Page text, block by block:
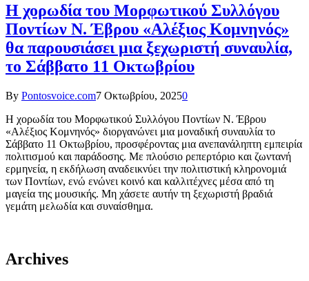
H χορωδία του Μορφωτικού Συλλόγου
Ποντίων Ν. Έβρου «Αλέξιος Κομνηνός»
θα παρουσιάσει μια ξεχωριστή συναυλία,
το Σάββατο 11 Οκτωβρίου
By Pontosvoice.com7 Οκτωβρίου, 20250
Η χορωδία του Μορφωτικού Συλλόγου Ποντίων Ν. Έβρου
«Αλέξιος Κομνηνός» διοργανώνει μια μοναδική συναυλία το
Σάββατο 11 Οκτωβρίου, προσφέροντας μια ανεπανάληπτη εμπειρία
πολιτισμού και παράδοσης. Με πλούσιο ρεπερτόριο και ζωντανή
ερμηνεία, η εκδήλωση αναδεικνύει την πολιτιστική κληρονομιά
των Ποντίων, ενώ ενώνει κοινό και καλλιτέχνες μέσα από τη
μαγεία της μουσικής. Μη χάσετε αυτήν τη ξεχωριστή βραδιά
γεμάτη μελωδία και συναίσθημα.
Archives